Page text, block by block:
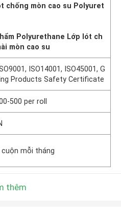
chống mòn cao su Polyuret
Polyurethane Lớp lót ch
mòn cao su
ISO14001, ISO45001, G
Products Safety Certificate
500 per roll
cuộn mỗi tháng
thêm